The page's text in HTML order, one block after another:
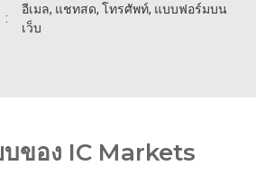
:
อีเมล, แชทสด, โทรศัพท์, แบบฟอร์มบน
เว็บ
บของ IC Markets